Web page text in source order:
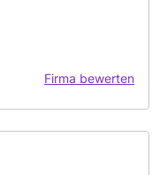
Firma bewerten